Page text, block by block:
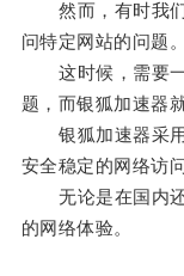
然而，有时我们
问特定网站的问题。
这时候，需要一
题，而银狐加速器
银狐加速器采用
安全稳定的网络访
无论是在国内还
的网络体验。